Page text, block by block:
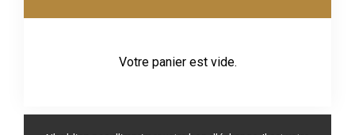
Votre panier est vide.